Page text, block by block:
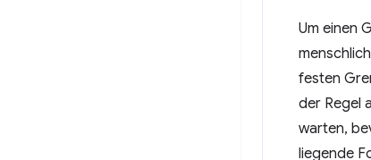
Um einen
festen
der Regel
warten,
liegende